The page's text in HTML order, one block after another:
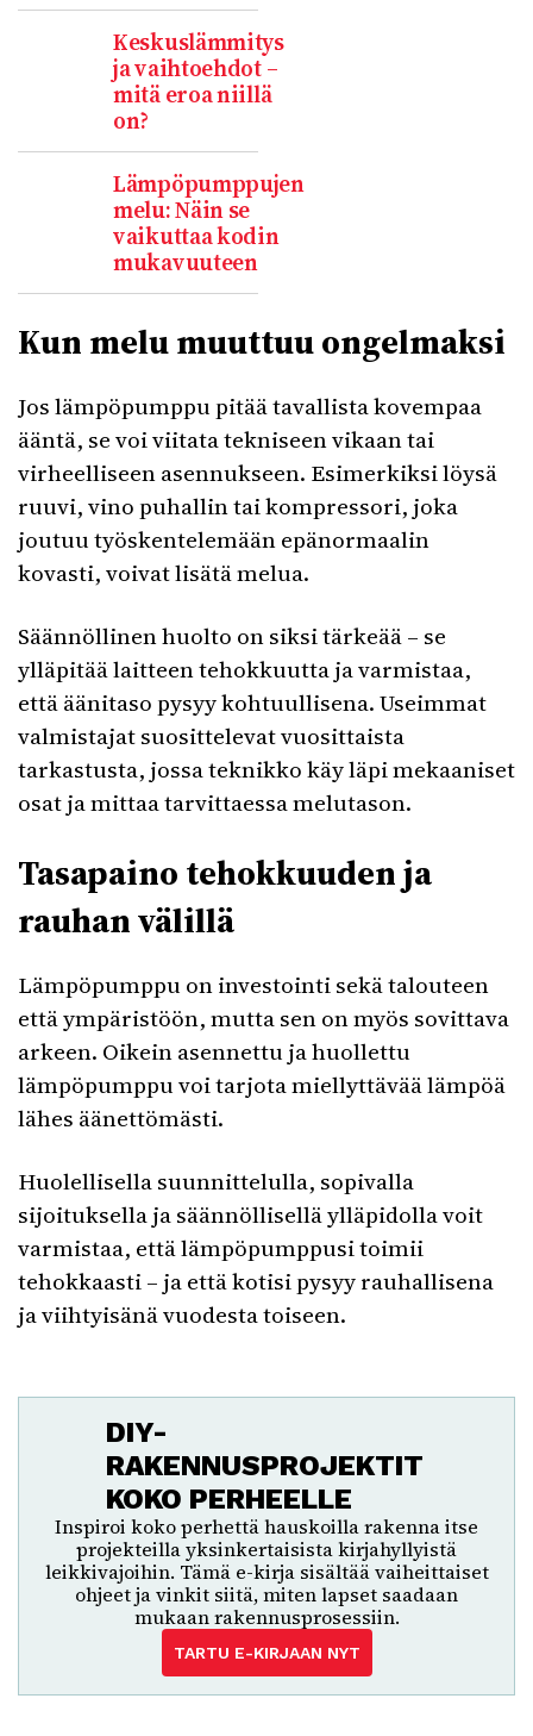
Keskuslämmitys
ja vaihtoehdot –
mitä eroa niillä
on?
Lämpöpumppujen
melu: Näin se
vaikuttaa kodin
mukavuuteen
Kun melu muuttuu ongelmaksi
Jos lämpöpumppu pitää tavallista kovempaa
ääntä, se voi viitata tekniseen vikaan tai
virheelliseen asennukseen. Esimerkiksi löysä
ruuvi, vino puhallin tai kompressori, joka
joutuu työskentelemään epänormaalin
kovasti, voivat lisätä melua.
Säännöllinen huolto on siksi tärkeää – se
ylläpitää laitteen tehokkuutta ja varmistaa,
että äänitaso pysyy kohtuullisena. Useimmat
valmistajat suosittelevat vuosittaista
tarkastusta, jossa teknikko käy läpi mekaaniset
osat ja mittaa tarvittaessa melutason.
Tasapaino tehokkuuden ja
rauhan välillä
Lämpöpumppu on investointi sekä talouteen
että ympäristöön, mutta sen on myös sovittava
arkeen. Oikein asennettu ja huollettu
lämpöpumppu voi tarjota miellyttävää lämpöä
lähes äänettömästi.
Huolellisella suunnittelulla, sopivalla
sijoituksella ja säännöllisellä ylläpidolla voit
varmistaa, että lämpöpumppusi toimii
tehokkaasti – ja että kotisi pysyy rauhallisena
ja viihtyisänä vuodesta toiseen.
DIY-
RAKENNUSPROJEKTIT
KOKO PERHEELLE
Inspiroi koko perhettä hauskoilla rakenna itse
projekteilla yksinkertaisista kirjahyllyistä
leikkivajoihin. Tämä e-kirja sisältää vaiheittaiset
ohjeet ja vinkit siitä, miten lapset saadaan
mukaan rakennusprosessiin.
TARTU E-KIRJAAN NYT